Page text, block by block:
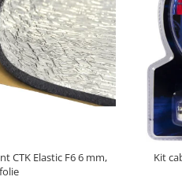
CTK Elastic F6 6 mm,
folie
Kit